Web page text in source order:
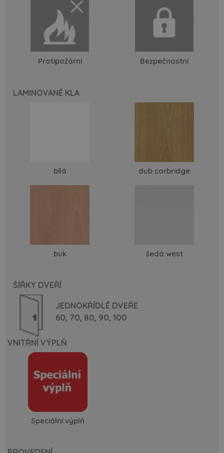
Protipožární Bezpečnostní
LAMINOVANÉ KLA
bílá dub corbridge
buk šedá west
ŠÍŘKY DVEŘÍ
JEDNOKŘÍDLÉ DVEŘE
60, 70, 80, 90, 100
VNITŘNÍ VÝPLŇ
Speciální výplň